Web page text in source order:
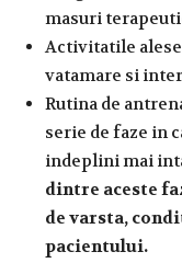
masuri
Activitatile
vatamare si
Rutina de
serie de faze in
indeplini mai
dintre aceste
de varsta,
pacientului.